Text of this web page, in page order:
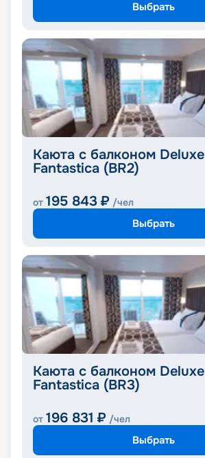
Выбрать
Каюта с балконом Deluxe
Fantastica (BR2)
от 195 843 ₽ /чел
Выбрать
Каюта с балконом Deluxe
Fantastica (BR3)
от 196 831 ₽ /чел
Выбрать